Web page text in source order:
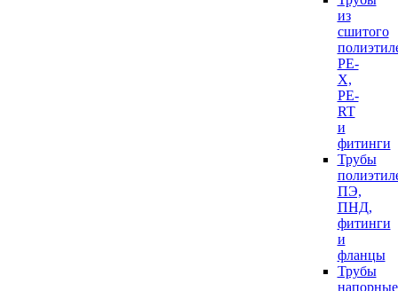
из
сшитого
PE-
X,
PE-
RT
и
фитинги
Трубы
ПЭ,
ПНД,
фитинги
и
фланцы
Трубы
напорные